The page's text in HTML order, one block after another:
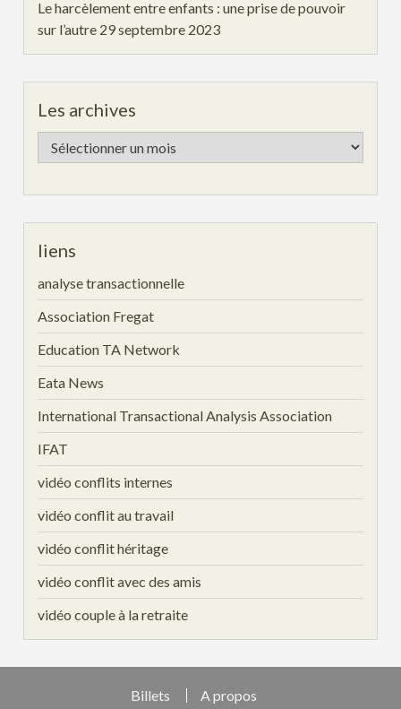
Le harcèlement entre enfants : une prise de pouvoir
sur l’autre 29 septembre 2023
Les archives
Les
archives
liens
analyse transactionnelle
Association Fregat
Education TA Network
Eata News
International Transactional Analysis Association
IFAT
vidéo conflits internes
vidéo conflit au travail
vidéo conflit héritage
vidéo conflit avec des amis
vidéo couple à la retraite
Billets A propos